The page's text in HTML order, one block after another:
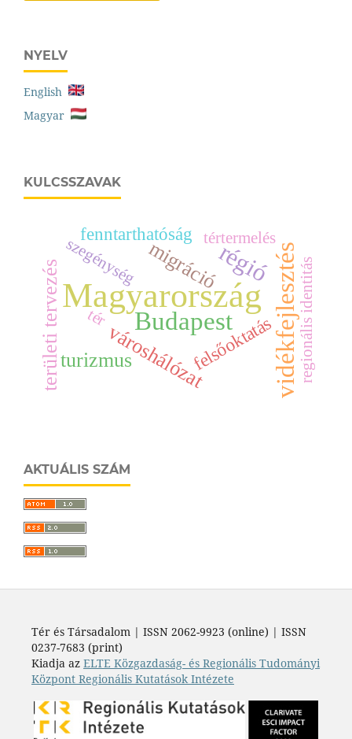
NYELV
English
Magyar
KULCSSZAVAK
Magyarország vidékfejlesztés
Budapest
régió
városhálózat
területi tervezés migráció
turizmus felsőoktatás
fenntarthatóság
regionális identitás
szegénység
tér
tértermelés
AKTUÁLIS SZÁM
Tér és Társadalom | ISSN 2062-9923 (online) | ISSN
0237-7683 (print)
Kiadja az ELTE Közgazdaság- és Regionális Tudományi
Központ Regionális Kutatások Intézete